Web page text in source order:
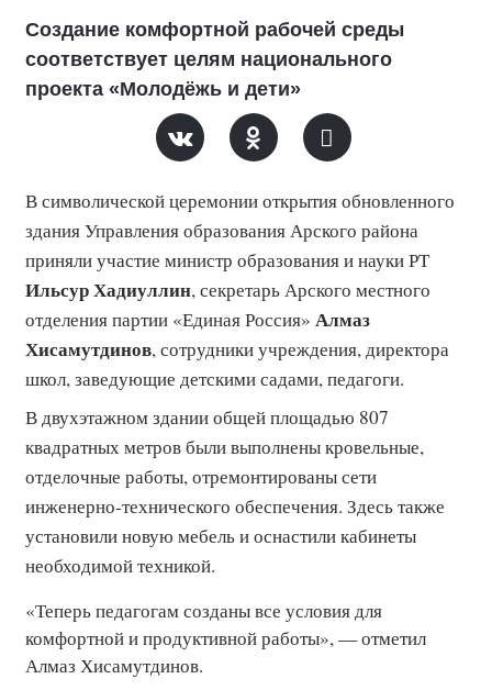
Создание комфортной рабочей среды
соответствует целям национального
проекта «Молодёжь и дети»
В символической церемонии открытия обновленного
здания Управления образования Арского района
приняли участие министр образования и науки РТ
Ильсур Хадиуллин, секретарь Арского местного
отделения партии «Единая Россия» Алмаз
Хисамутдинов, сотрудники учреждения, директора
школ, заведующие детскими садами, педагоги.
В двухэтажном здании общей площадью 807
квадратных метров были выполнены кровельные,
отделочные работы, отремонтированы сети
инженерно-технического обеспечения. Здесь также
установили новую мебель и оснастили кабинеты
необходимой техникой.
«Теперь педагогам созданы все условия для
комфортной и продуктивной работы», — отметил
Алмаз Хисамутдинов.